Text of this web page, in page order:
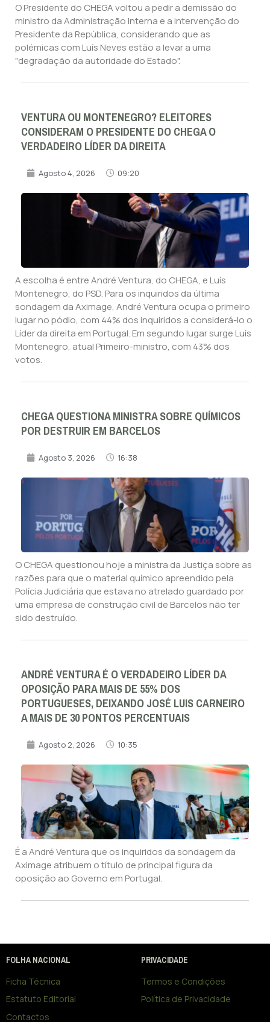
O Presidente do CHEGA voltou a pedir a demissão do
ministro da Administração Interna e a intervenção do
Presidente da República, considerando que as
polémicas com Luís Neves estão a levar a uma
"degradação da autoridade do Estado".
VENTURA OU MONTENEGRO? ELEITORES
CONSIDERAM O PRESIDENTE DO CHEGA O
VERDADEIRO LÍDER DA DIREITA
Agosto 4, 2026 09:20
A escolha é entre André Ventura, do CHEGA, e Luís
Montenegro, do PSD. Para os inquiridos da última
sondagem da Aximage, André Ventura ocupa o primeiro
lugar no pódio, com 44% dos inquiridos a considerá-lo o
Líder da direita em Portugal. Em segundo lugar surge Luís
Montenegro, atual Primeiro-ministro, com 43% dos
votos.
CHEGA QUESTIONA MINISTRA SOBRE QUÍMICOS
POR DESTRUIR EM BARCELOS
Agosto 3, 2026 16:38
O CHEGA questionou hoje a ministra da Justiça sobre as
razões para que o material químico apreendido pela
Polícia Judiciária que estava no atrelado guardado por
uma empresa de construção civil de Barcelos não ter
sido destruído.
ANDRÉ VENTURA É O VERDADEIRO LÍDER DA
OPOSIÇÃO PARA MAIS DE 55% DOS
PORTUGUESES, DEIXANDO JOSÉ LUIS CARNEIRO
A MAIS DE 30 PONTOS PERCENTUAIS
Agosto 2, 2026 10:35
É a André Ventura que os inquiridos da sondagem da
Aximage atribuem o título de principal figura da
oposição ao Governo em Portugal.
FOLHA NACIONAL
Ficha Técnica
Estatuto Editorial
Contactos
PRIVACIDADE
Termos e Condições
Política de Privacidade